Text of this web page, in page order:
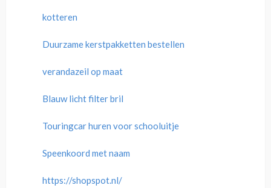
kotteren
Duurzame kerstpakketten bestellen
verandazeil op maat
Blauw licht filter bril
Touringcar huren voor schooluitje
Speenkoord met naam
https://shopspot.nl/